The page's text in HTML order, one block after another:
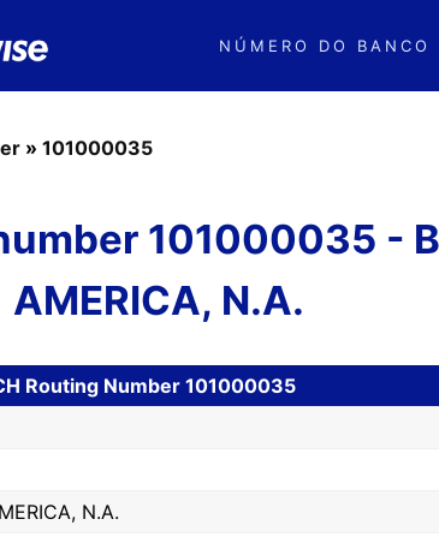
NÚMERO DO BANCO
» 101000035
101000035 -
AMERICA, N.A.
Routing Number 101000035
N.A.